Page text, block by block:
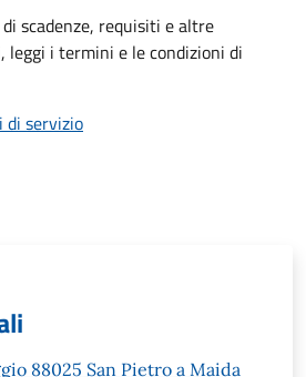
scadenze, requisiti e altre
i termini e le condizioni di
di servizio
88025 San Pietro a Maida